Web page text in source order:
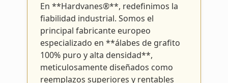
En **Hardvanes®**, redefinimos la
fiabilidad industrial. Somos el
principal fabricante europeo
especializado en **álabes de grafito
100% puro y alta densidad**,
meticulosamente diseñados como
reemplazos superiores y rentables